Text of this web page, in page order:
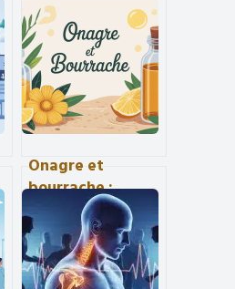
Onagre et
bourrache :
bienfaits,
différences et
usages pour votre
santé